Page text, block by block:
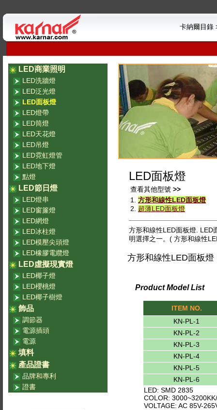
卡納爾目錄
LED面板燈
查看其他型號 >>
1. 方形和線性LED面板燈
2. 超薄LED面板燈
方形和線性LED面板燈. LED
明選擇之一。( 方形和線性
方形和線性LED面板燈
Product Model List
ITEM NO.
KN-PL-1
KN-PL-2
KN-PL-3
KN-PL-4
KN-PL-5
KN-PL-6
LED: SMD 2835
COLOR:
VOLTAGE: AC 85V-
LED商業照明
LED洗牆燈
LED泛光燈
LED面板燈
LED燈帶
LED筒燈
LED天花燈
LED吊燈
LED霓虹燈管
LED地下燈
點燈
LED節日燈
LED燈串
LED窗簾燈
LED網燈
LED冰柱燈
LED模壓尖頭燈
LED橡膠電纜燈
LED虛擬現實燈
LED椰子燈
LED櫻桃燈
LED椰子樹燈
飾品
調節器
電源插頭
電源
填料
產品證書
品牌和專利
證書